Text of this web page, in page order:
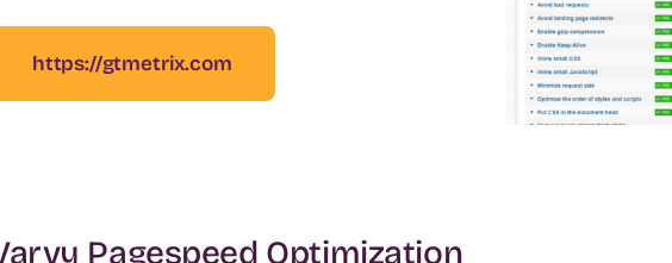
https://gtmetrix.com
Pagespeed Optimization